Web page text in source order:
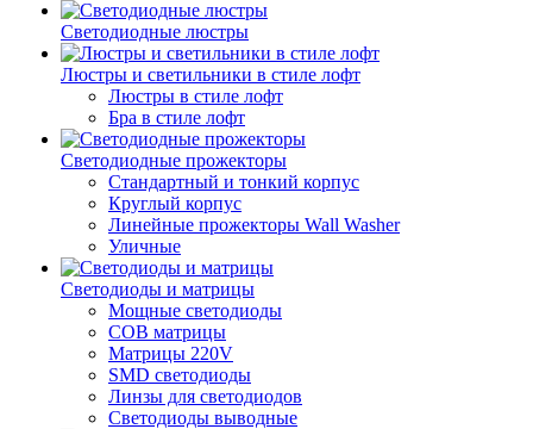
Светодиодные люстры
Люстры и светильники в стиле лофт
Люстры в стиле лофт
Бра в стиле лофт
Светодиодные прожекторы
Стандартный и тонкий корпус
Круглый корпус
Линейные прожекторы Wall Washer
Уличные
Светодиоды и матрицы
Мощные светодиоды
COB матрицы
Матрицы 220V
SMD светодиоды
Линзы для светодиодов
Светодиоды выводные